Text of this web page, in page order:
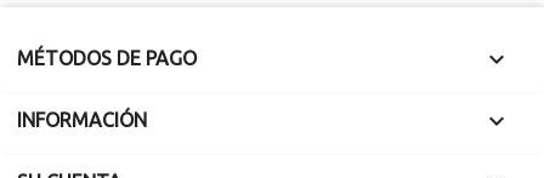
MÉTODOS DE PAGO 
INFORMACIÓN 